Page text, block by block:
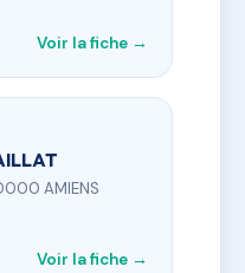
Voir la fiche →
AMIENS
Voir la fiche →